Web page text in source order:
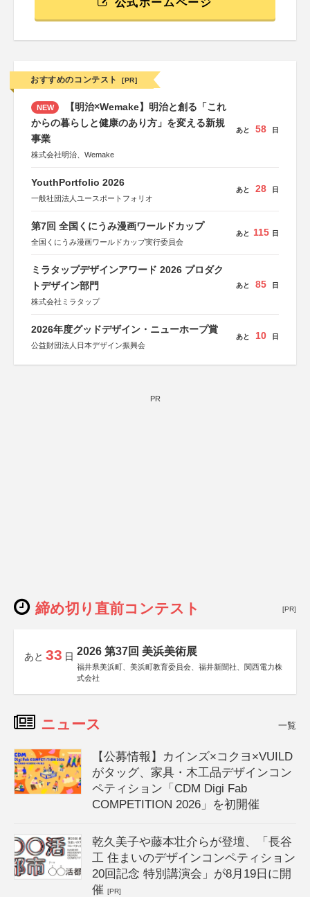
公式ホームページ
おすすめのコンテスト [PR]
NEW
【明治×Wemake】明治と創る「これ
からの暮らしと健康のあり方」を変える新規
事業
株式会社明治、Wemake
あと 58 日
YouthPortfolio 2026
一般社団法人ユースポートフォリオ
あと 28 日
第7回 全国くにうみ漫画ワールドカップ
全国くにうみ漫画ワールドカップ実行委員会
あと 115 日
ミラタップデザインアワード 2026 プロダク
トデザイン部門
株式会社ミラタップ
あと 85 日
2026年度グッドデザイン・ニューホープ賞
公益財団法人日本デザイン振興会
あと 10 日
PR
締め切り直前コンテスト [PR]
あと 33 日 2026 第37回 美浜美術展
福井県美浜町、美浜町教育委員会、福井新聞社、関西電力株
式会社
ニュース 一覧
【公募情報】カインズ×コクヨ×VUILD
がタッグ、家具・木工品デザインコン
ペティション「CDM Digi Fab
COMPETITION 2026」を初開催
乾久美子や藤本壮介らが登壇、「長谷
工 住まいのデザインコンペティション
20回記念 特別講演会」が8月19日に開
催[PR]